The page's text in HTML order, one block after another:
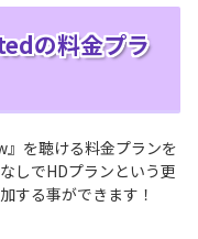
の料金プラ
を聴ける料金プランを
しでHDプランという更
する事ができます！